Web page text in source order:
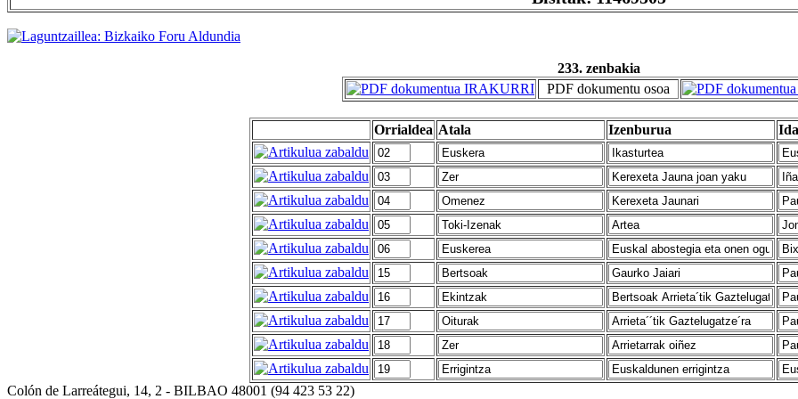
233. zenbakia
PDF dokumentu osoa
Orrialdea Atala Izenburua
Colón de Larreátegui, 14, 2 - BILBAO 48001 (94 423 53 22)